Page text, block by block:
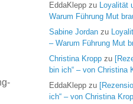
EddaKlepp zu Loyalität
Warum Führung Mut
Sabine Jordan zu
– Warum Führung Mut
Christina Kropp zu
bin ich“ – von Christina
EddaKlepp zu
ich“ – von Christina